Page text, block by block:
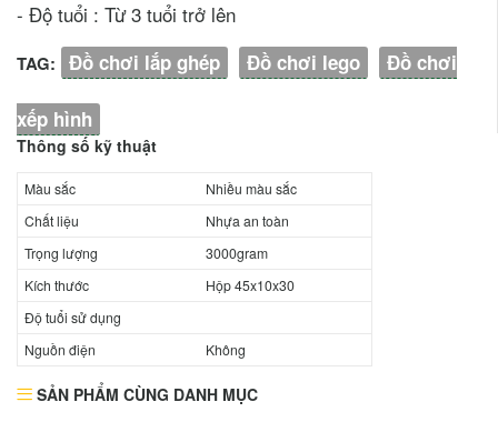
- Độ tuổi : Từ 3 tuổi trở lên
TAG: Đồ chơi lắp ghép Đồ chơi lego Đồ chơi
xếp hình
Thông số kỹ thuật
Màu sắc
Nhiều màu sắc
Chất liệu
Nhựa an toàn
Trọng lượng
3000gram
Kích thước
Hộp 45x10x30
Độ tuổi sử dụng
Nguồn điện
Không
SẢN PHẨM CÙNG DANH MỤC